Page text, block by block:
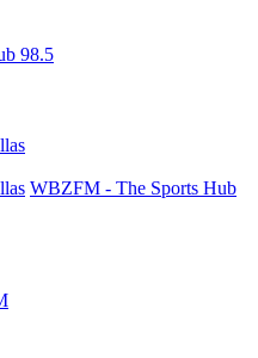
98.5
WBZFM - The Sports Hub